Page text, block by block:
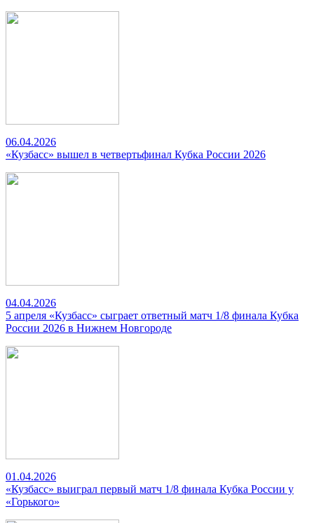
06.04.2026
«Кузбасс» вышел в четвертьфинал Кубка России 2026
04.04.2026
5 апреля «Кузбасс» сыграет ответный матч 1/8 финала Кубка
России 2026 в Нижнем Новгороде
01.04.2026
«Кузбасс» выиграл первый матч 1/8 финала Кубка России у
«Горького»